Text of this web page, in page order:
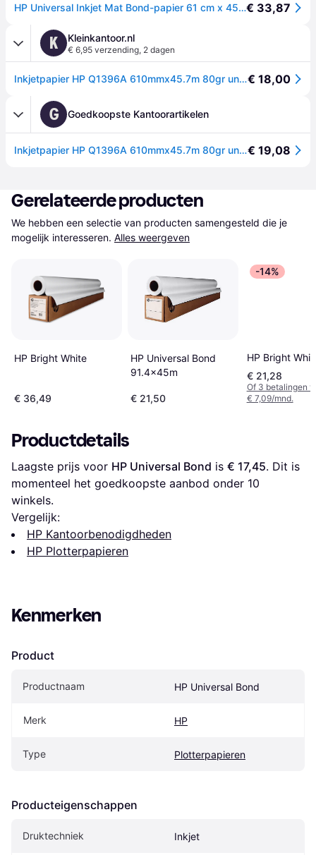
HP Universal Inkjet Mat Bond-papier 61 cm x 45,7 m 80 g/m² Wit€ 33,87
K Kleinkantoor.nl
€ 6,95 verzending, 2 dagen
Inkjetpapier HP Q1396A 610mmx45.7m 80gr universal bond€ 18,00
G Goedkoopste Kantoorartikelen
Inkjetpapier HP Q1396A 610mmx45.7m 80gr universal bond€ 19,08
Gerelateerde producten
We hebben een selectie van producten samengesteld die je
mogelijk interesseren. Alles weergeven
HP Bright White
€ 36,49
HP Universal Bond
91.4x45m
€ 21,50
-14%
HP Bright
€ 21,28
Of 3 betalingen
€ 7,09/mnd.
Productdetails
Laagste prijs voor HP Universal Bond is € 17,45. Dit is
momenteel het goedkoopste aanbod onder 10
winkels.
Vergelijk:
HP Kantoorbenodigdheden
HP Plotterpapieren
Kenmerken
Product
Productnaam HP Universal Bond
Merk HP
Type Plotterpapieren
Producteigenschappen
Druktechniek Inkjet